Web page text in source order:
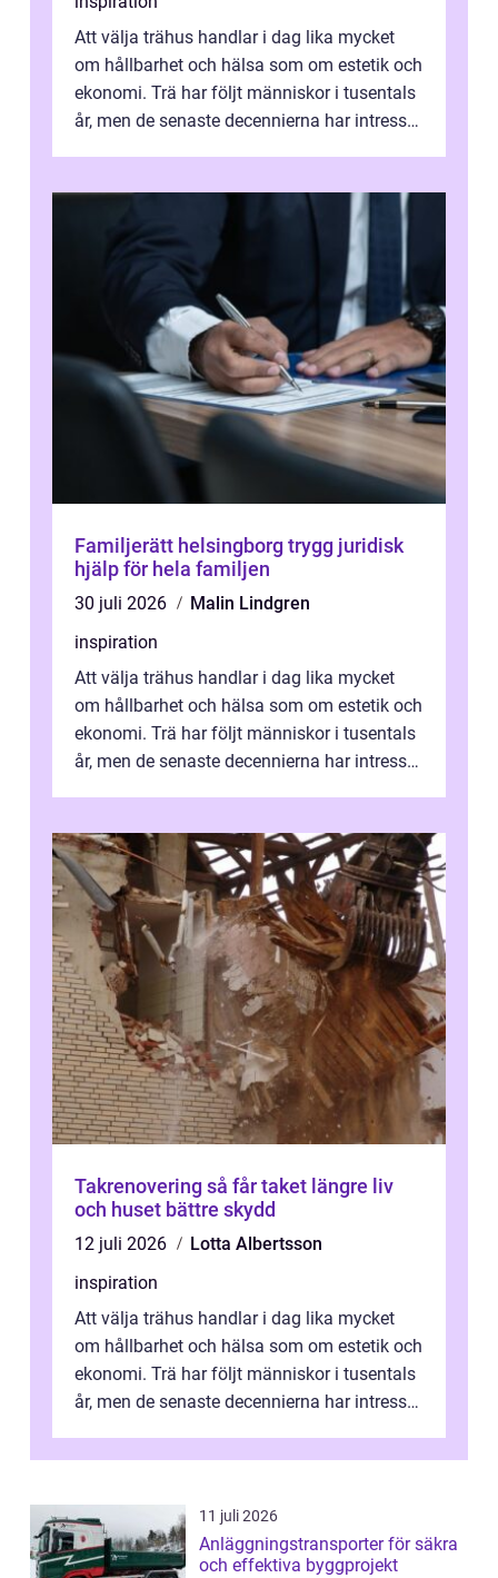
Att välja trähus handlar i dag lika mycket
om hållbarhet och hälsa som om estetik och
ekonomi. Trä har följt människor i tusentals
år, men de senaste decennierna har intresset
Familjerätt helsingborg trygg juridisk
hjälp för hela familjen
30 juli 2026
Malin Lindgren
inspiration
Att välja trähus handlar i dag lika mycket
om hållbarhet och hälsa som om estetik och
ekonomi. Trä har följt människor i tusentals
år, men de senaste decennierna har intresset
Takrenovering så får taket längre liv
och huset bättre skydd
12 juli 2026
Lotta Albertsson
inspiration
Att välja trähus handlar i dag lika mycket
om hållbarhet och hälsa som om estetik och
ekonomi. Trä har följt människor i tusentals
år, men de senaste decennierna har intresset
11 juli 2026
Anläggningstransporter för säkra
och effektiva byggprojekt